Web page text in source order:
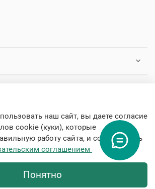
контента без письменного
наш сайт, вы даете согласие
cookie (куки), которые
работу сайта, и соглашаетесь
соглашением
Понятно